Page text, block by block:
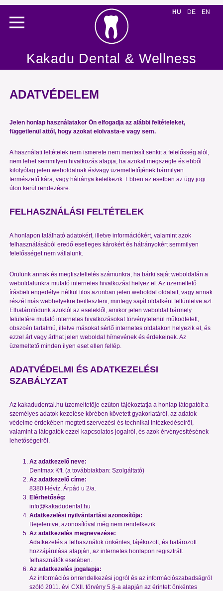
Kakadu Dental & Wellness
HU DE EN
ADATVÉDELEM
Jelen honlap használatakor Ön elfogadja az alábbi feltételeket,
függetlenül attól, hogy azokat elolvasta-e vagy sem.
A használati feltételek nem ismerete nem mentesít senkit a felelősség alól,
nem lehet semmilyen hivatkozás alapja, ha azokat megszegte és ebből
kifolyólag jelen weboldalnak és/vagy üzemeltetőjének bármilyen
természetű kára, vagy hátránya keletkezik. Ebben az esetben az ügy jogi
úton kerül rendezésre.
FELHASZNÁLÁSI FELTÉTELEK
A honlapon található adatokért, illetve információkért, valamint azok
felhasználásából eredő esetleges károkért és hátrányokért semmilyen
felelősséget nem vállalunk.
Örülünk annak és megtiszteltetés számunkra, ha bárki saját weboldalán a
weboldalunkra mutató internetes hivatkozást helyez el. Az üzemeltető
írásbeli engedélye nélkül tilos azonban jelen weboldal oldalait, vagy annak
részét más webhelyekre beilleszteni, mintegy saját oldalként feltüntetve azt.
Elhatárolódunk azoktól az esetektől, amikor jelen weboldal bármely
felületére mutató internetes hivatkozásokat törvénytelenül működtetett,
obszcén tartalmú, illetve másokat sértő internetes oldalakon helyezik el, és
ezzel árt vagy árthat jelen weboldal hírnevének és érdekeinek. Az
üzemeltető minden ilyen eset ellen fellép.
ADATVÉDELMI ÉS ADATKEZELÉSI
SZABÁLYZAT
Az kakadudental.hu üzemeltetője ezúton tájékoztatja a honlap látogatóit a
személyes adatok kezelése körében követett gyakorlatáról, az adatok
védelme érdekében megtett szervezési és technikai intézkedéseiről,
valamint a látogatók ezzel kapcsolatos jogairól, és azok érvényesítésének
lehetőségeiről.
Az adatkezelő neve:
Dentmax Kft. (a továbbiakban: Szolgáltató)
Az adatkezelő címe:
8380 Hévíz, Árpád u 2/a.
Elérhetőség:
info@kakadudental.hu
Adatkezelési nyilvántartási azonosítója:
Bejelentve, azonosítóval még nem rendelkezik
Az adatkezelés megnevezése:
Adatkezelés a felhasználok önkéntes, tájékozott, és határozott
hozzájárulása alapján, az internetes honlapon regisztrált
felhasználók esetében.
Az adatkezelés jogalapja:
Az információs önrendelkezési jogról és az információszabadságról
szóló 2011. évi CXII. törvény 5.§-a alapján az érintett önkéntes